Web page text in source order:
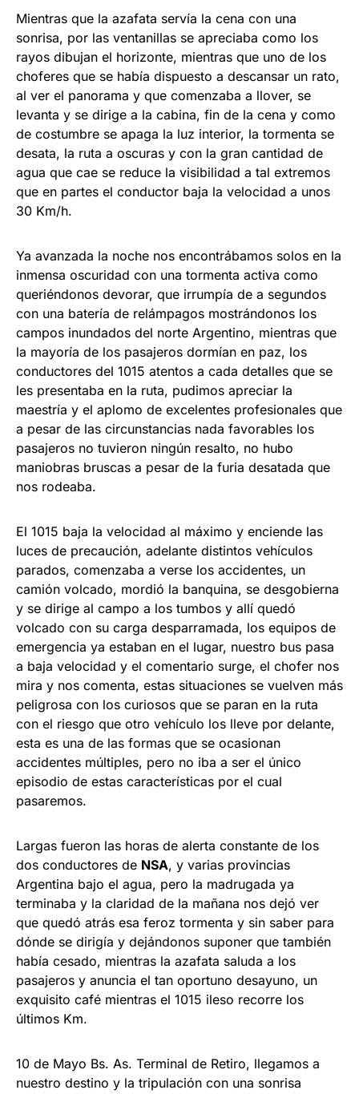
Mientras que la azafata servía la cena con una
sonrisa, por las ventanillas se apreciaba como los
rayos dibujan el horizonte, mientras que uno de los
choferes que se había dispuesto a descansar un rato,
al ver el panorama y que comenzaba a llover, se
levanta y se dirige a la cabina, fin de la cena y como
de costumbre se apaga la luz interior, la tormenta se
desata, la ruta a oscuras y con la gran cantidad de
agua que cae se reduce la visibilidad a tal extremos
que en partes el conductor baja la velocidad a unos
30 Km/h.
Ya avanzada la noche nos encontrábamos solos en la
inmensa oscuridad con una tormenta activa como
queriéndonos devorar, que irrumpía de a segundos
con una batería de relámpagos mostrándonos los
campos inundados del norte Argentino, mientras que
la mayoría de los pasajeros dormían en paz, los
conductores del 1015 atentos a cada detalles que se
les presentaba en la ruta, pudimos apreciar la
maestría y el aplomo de excelentes profesionales que
a pesar de las circunstancias nada favorables los
pasajeros no tuvieron ningún resalto, no hubo
maniobras bruscas a pesar de la furia desatada que
nos rodeaba.
El 1015 baja la velocidad al máximo y enciende las
luces de precaución, adelante distintos vehículos
parados, comenzaba a verse los accidentes, un
camión volcado, mordió la banquina, se desgobierna
y se dirige al campo a los tumbos y allí quedó
volcado con su carga desparramada, los equipos de
emergencia ya estaban en el lugar, nuestro bus pasa
a baja velocidad y el comentario surge, el chofer nos
mira y nos comenta, estas situaciones se vuelven más
peligrosa con los curiosos que se paran en la ruta
con el riesgo que otro vehículo los lleve por delante,
esta es una de las formas que se ocasionan
accidentes múltiples, pero no iba a ser el único
episodio de estas características por el cual
pasaremos.
Largas fueron las horas de alerta constante de los
dos conductores de NSA, y varias provincias
Argentina bajo el agua, pero la madrugada ya
terminaba y la claridad de la mañana nos dejó ver
que quedó atrás esa feroz tormenta y sin saber para
dónde se dirigía y dejándonos suponer que también
había cesado, mientras la azafata saluda a los
pasajeros y anuncia el tan oportuno desayuno, un
exquisito café mientras el 1015 ileso recorre los
últimos Km.
10 de Mayo Bs. As. Terminal de Retiro, llegamos a
nuestro destino y la tripulación con una sonrisa